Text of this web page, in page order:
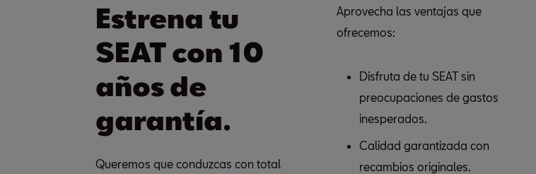
Estrena tu
SEAT con 10
años de
garantía.
Queremos que conduzcas con total
Aprovecha las ventajas que
ofrecemos:
Disfruta de tu SEAT sin
preocupaciones de gastos
inesperados.
Calidad garantizada con
recambios originales.